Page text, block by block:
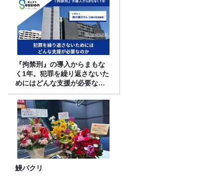
『拘禁刑』の導入からまもな
く1年。犯罪を繰り返さないた
めにはどんな支援が必要なの
か
鰻パクリ